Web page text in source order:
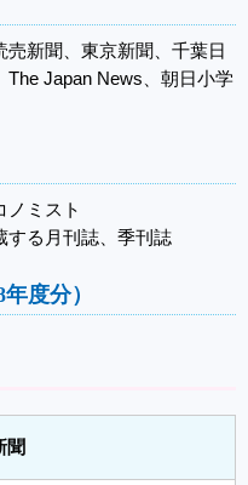
新聞、東京新聞、千葉日
Japan News、朝日小学
ノミスト
する月刊誌、季刊誌
度分）
聞